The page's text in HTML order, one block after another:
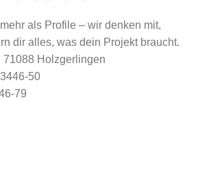
als Profile – wir denken mit,
dir alles, was dein Projekt braucht.
71088 Holzgerlingen
50
79